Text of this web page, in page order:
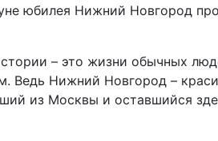
юбилея Нижний Новгород
– это жизни обычных
Ведь Нижний Новгород –
из Москвы и оставшийся